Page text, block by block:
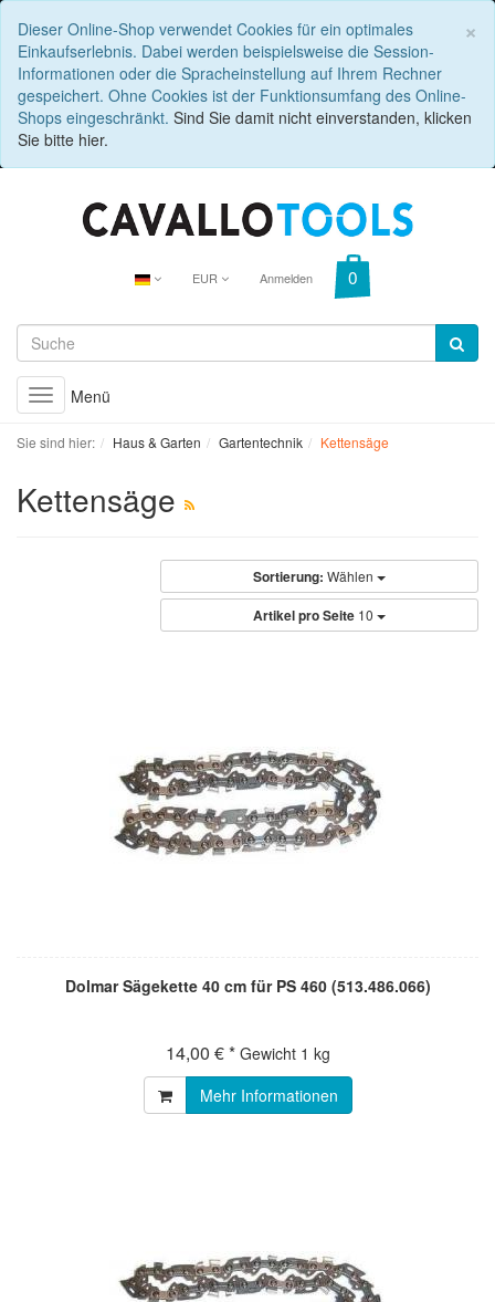
×
Dieser Online-Shop verwendet Cookies für ein optimales
Einkaufserlebnis. Dabei werden beispielsweise die Session-
Informationen oder die Spracheinstellung auf Ihrem Rechner
gespeichert. Ohne Cookies ist der Funktionsumfang des Online-
Shops eingeschränkt. Sind Sie damit nicht einverstanden, klicken
Sie bitte hier.
EUR Anmelden
Toggle
navigation
Menü
Sie sind hier: Haus & Garten Gartentechnik Kettensäge
Kettensäge
Sortierung: Wählen
Artikel pro Seite 10
Dolmar Sägekette 40 cm für PS 460 (513.486.066)
14,00 € * Gewicht 1 kg
Mehr Informationen